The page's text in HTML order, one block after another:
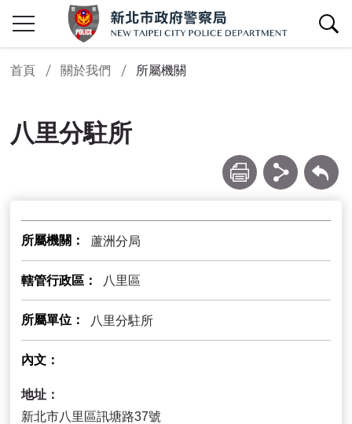
查詢區開關
首頁 關於我們 所屬機關
八里分駐所
列印 分享 回上一頁
所屬機關 蘆洲分局
轄管行政區 八里區
所屬單位 八里分駐所
內文
地址：
新北市八里區訊塘路37號